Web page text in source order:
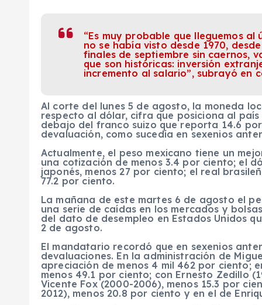
“Es muy probable que lleguemos
no se había visto desde 1970,
finales de septiembre sin caernos,
que son históricas: inversión
incremento al salario”, subrayó en
Al corte del lunes 5 de agosto, la moneda
respecto al dólar, cifra que posiciona al
debajo del franco suizo que reporta 14.6
devaluación, como sucedía en sexenios
Actualmente, el peso mexicano tiene un
una cotización de menos 3.4 por ciento; el
japonés, menos 27 por ciento; el real
77.2 por ciento.
La mañana de este martes 6 de agosto el
una serie de caídas en los mercados y
del dato de desempleo en Estados Unidos
2 de agosto.
El mandatario recordó que en sexenios
devaluaciones. En la administración de
apreciación de menos 4 mil 462 por ciento;
menos 49.1 por ciento; con Ernesto Zedillo
Vicente Fox (2000-2006), menos 15.3 por
2012), menos 20.8 por ciento y en el de